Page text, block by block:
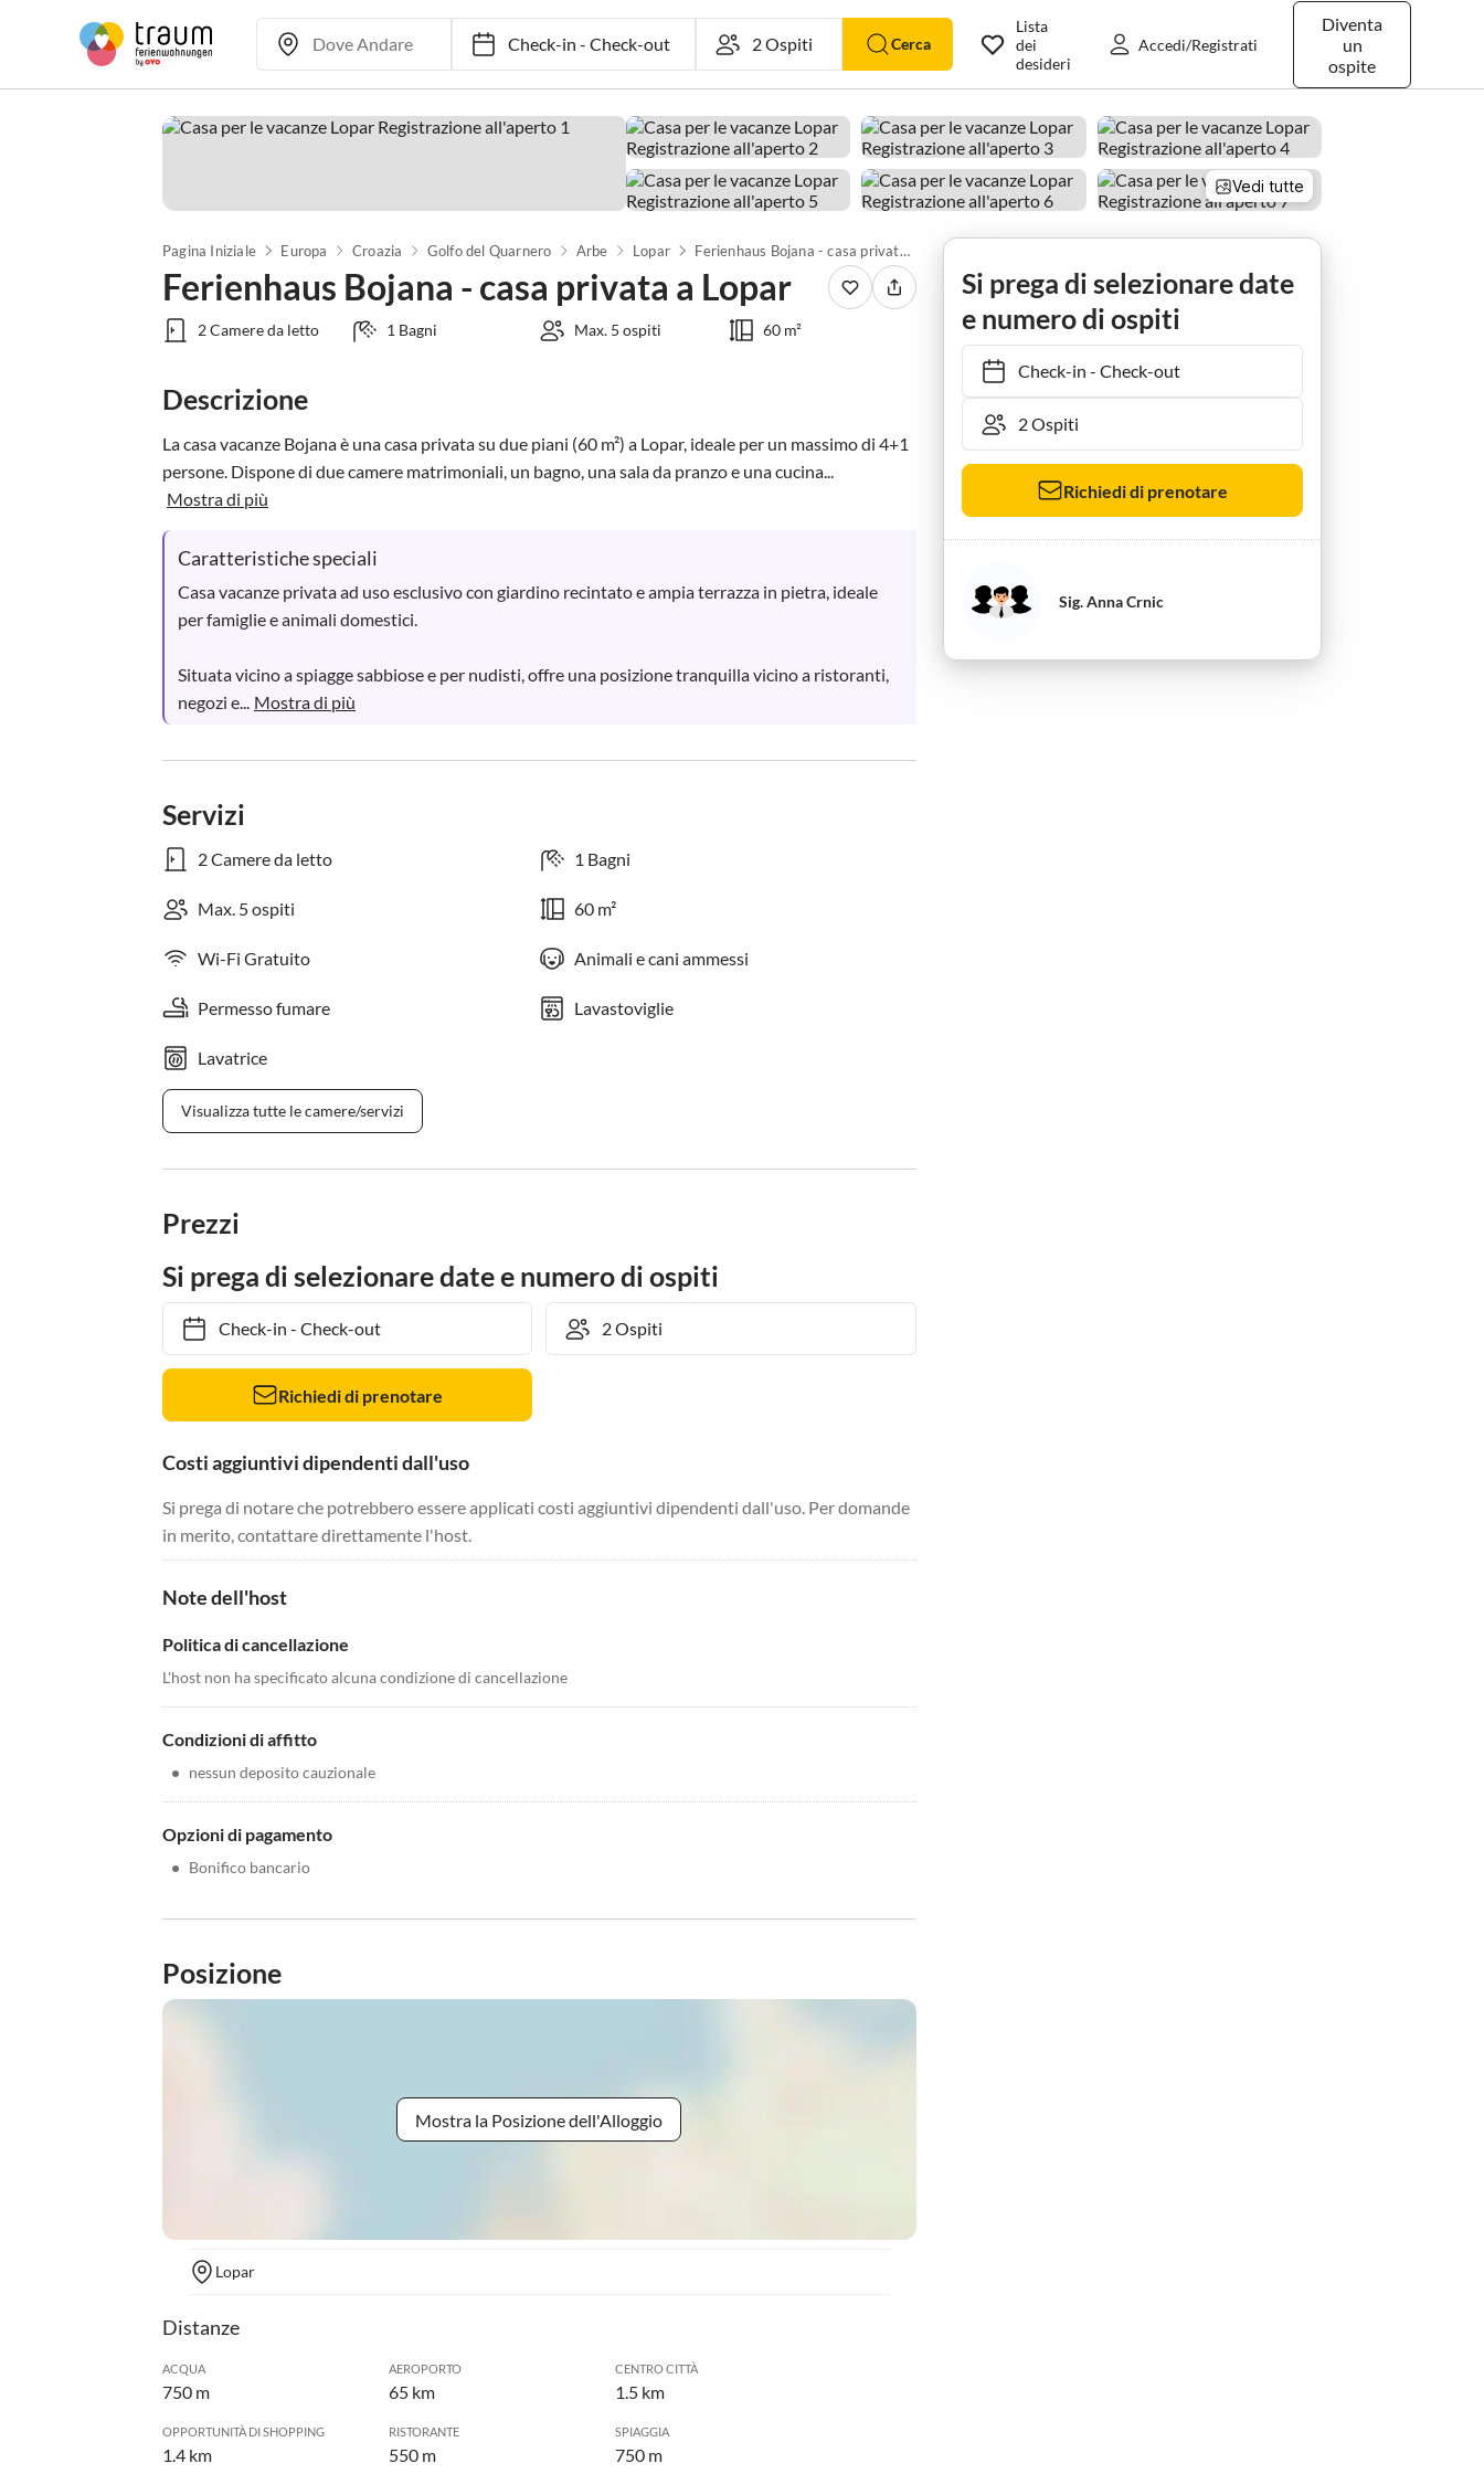
Check-in- Check-out Cerca
Diventa
un
ospite
Lista
dei
desideri
Accedi/Registrati
Vedi tutte
Pagina Iniziale Europa Croazia Golfo del Quarnero Arbe Lopar Ferienhaus Bojana - casa privata a Lopar
Ferienhaus Bojana - casa privata a Lopar
2 Camere da letto 1 Bagni Max. 5 ospiti 60 m²
Descrizione
La casa vacanze Bojana è una casa privata su due piani (60 m²) a Lopar, ideale per un massimo di 4+1
persone. Dispone di due camere matrimoniali, un bagno, una sala da pranzo e una cucina...
Mostra di più
Caratteristiche speciali
Casa vacanze privata ad uso esclusivo con giardino recintato e ampia terrazza in pietra, ideale
per famiglie e animali domestici.
Situata vicino a spiagge sabbiose e per nudisti, offre una posizione tranquilla vicino a ristoranti,
negozi e... Mostra di più
Servizi
2 Camere da letto 1 Bagni
Max. 5 ospiti 60 m²
Wi-Fi Gratuito Animali e cani ammessi
Permesso fumare Lavastoviglie
Lavatrice
Visualizza tutte le camere/servizi
Prezzi
Si prega di selezionare date e numero di ospiti
Check-in- Check-out
Richiedi di prenotare
Costi aggiuntivi dipendenti dall'uso
Si prega di notare che potrebbero essere applicati costi aggiuntivi dipendenti dall'uso. Per domande
in merito, contattare direttamente l'host.
Note dell'host
Politica di cancellazione
L'host non ha specificato alcuna condizione di cancellazione
Condizioni di affitto
• nessun deposito cauzionale
Opzioni di pagamento
• Bonifico bancario
Posizione
Mostra la Posizione dell'Alloggio
Lopar
Distanze
ACQUA
750 m
AEROPORTO
65 km
CENTRO CITTÀ
1.5 km
OPPORTUNITÀ DI SHOPPING
1.4 km
RISTORANTE
550 m
SPIAGGIA
750 m
Si prega di selezionare date
e numero di ospiti
Check-in- Check-out
Richiedi di prenotare
Sig. Anna Crnic